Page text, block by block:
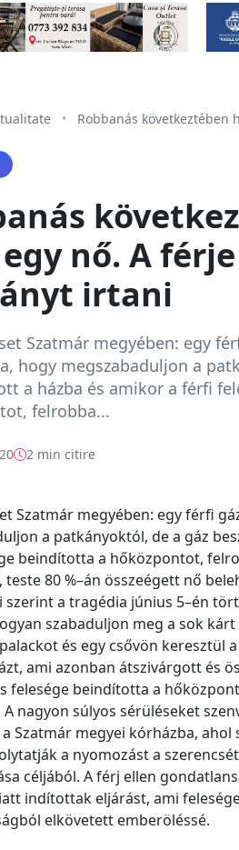
• Robbanás következtében
nő. A
irtani
Szatmár megyében: egy
hogy megszabaduljon a
a házba és amikor a férfi
felrobba...
2 min citire
Szatmár megyében: egy férfi
a patkányoktól, de a gáz
beindította a hőközpontot,
80 %–án összeégett nő
a tragédia június 5–én
szabaduljon meg a sok
és egy csővön keresztül
ami azonban átszivárgott és
felesége beindította a
nagyon súlyos sérüléseket
Szatmár megyei kórházba, ahol
a nyomozást a
céljából. A férj ellen
indítottak eljárást, ami
elkövetett emberöléssé.